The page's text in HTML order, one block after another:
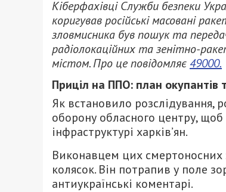
Кіберфахівці Служби безпеки
коригував російські масовані
зловмисника був пошук та
радіолокаційних та зенітно-
містом. Про це повідомляє49000.
Приціл на ППО: план окупантів
Як встановило розслідування,
оборону обласного центру,
інфраструктурі харків’ян.
Виконавцем цих смертоносних
колясок. Він потрапив у поле
антиукраїнські коментарі.